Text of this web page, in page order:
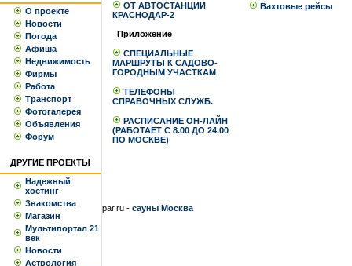
О проекте
Новости
Погода
Афиша
Недвижимость
Фирмы
Работа
Транспорт
Фотогалерея
Объявления
Форум
ДРУГИЕ ПРОЕКТЫ
Надежный
хостинг
Знакомства
Магазин
Мультипортал 21
век
Новости
Астрология
ОТ АВТОСТАНЦИИ
КРАСНОДАР-2
Приложение
СПЕЦИАЛЬНЫЕ
МАРШРУТЫ К САДОВО-
ГОРОДНЫМ УЧАСТКАМ
ТЕЛЕФОНЫ
СПРАВОЧНЫХ СЛУЖБ.
РАСПИСАНИЕ ОН-ЛАЙН
(РАБОТАЕТ С 8.00 ДО 24.00
ПО МОСКВЕ)
Вахтовые рейсы
par.ru - сауны Москва